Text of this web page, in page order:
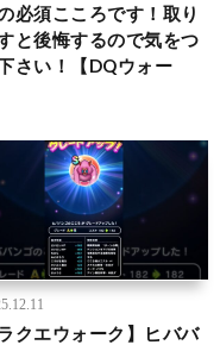
必須こころです！取り
と後悔するので気をつ
さい！【DQウォー
ラクエウォーク】ヒババ